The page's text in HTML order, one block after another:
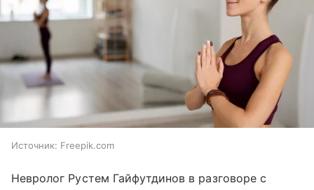
Источник: Freepik.com
Невролог Рустем Гайфутдинов в разговоре с